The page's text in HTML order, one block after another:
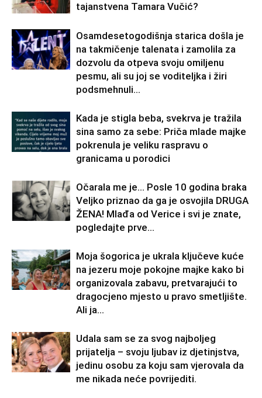
tajanstvena Tamara Vučić?
Osamdesetogodišnja starica došla je
na takmičenje talenata i zamolila za
dozvolu da otpeva svoju omiljenu
pesmu, ali su joj se voditeljka i žiri
podsmehnuli...
Kada je stigla beba, svekrva je tražila
sina samo za sebe: Priča mlade majke
pokrenula je veliku raspravu o
granicama u porodici
Očarala me je… Posle 10 godina braka
Veljko priznao da ga je osvojila DRUGA
ŽENA! Mlađa od Verice i svi je znate,
pogledajte prve...
Moja šogorica je ukrala ključeve kuće
na jezeru moje pokojne majke kako bi
organizovala zabavu, pretvarajući to
dragocjeno mjesto u pravo smetljište.
Ali ja...
Udala sam se za svog najboljeg
prijatelja – svoju ljubav iz djetinjstva,
jedinu osobu za koju sam vjerovala da
me nikada neće povrijediti.